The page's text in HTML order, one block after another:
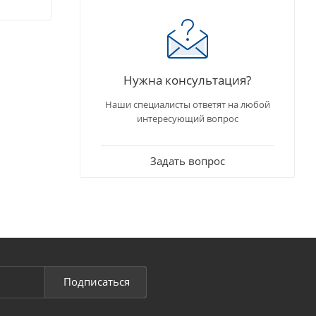
Нужна консультация?
Наши специалисты ответят на любой
интересующий вопрос
Задать вопрос
Подписаться